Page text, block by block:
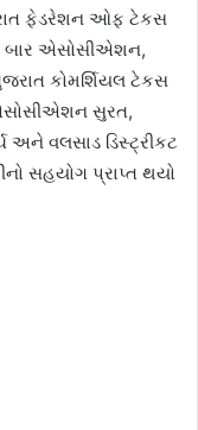
ફેડરેશન ઓફ ટેકસ
બાર એસોસીએશન,
કોમર્શિયલ ટેકસ
સુરત,
અને વલસાડ ડિસ્ટ્રીકટ
સહયોગ પ્રાપ્ત થયો